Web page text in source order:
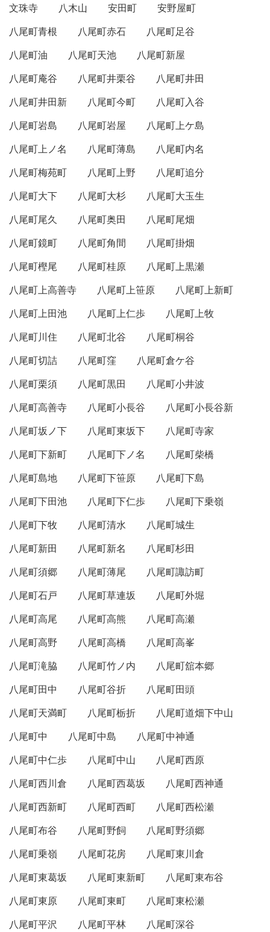
文珠寺 八木山 安田町
安野屋町
八尾町青根
八尾町赤石
八尾町足谷
八尾町油
八尾町天池
八尾町新屋
八尾町庵谷
八尾町井栗谷
八尾町井田
八尾町井田新
八尾町今町
八尾町入谷
八尾町岩島
八尾町岩屋
八尾町上ケ島
八尾町上ノ名
八尾町薄島
八尾町内名
八尾町梅苑町
八尾町上野
八尾町追分
八尾町大下
八尾町大杉
八尾町大玉生
八尾町尾久
八尾町奥田
八尾町尾畑
八尾町鏡町
八尾町角間
八尾町掛畑
八尾町樫尾
八尾町桂原
八尾町上黒瀬
八尾町上高善寺
八尾町上笹原
八尾町上新町
八尾町上田池
八尾町上仁歩
八尾町上牧
八尾町川住
八尾町北谷
八尾町桐谷
八尾町切詰
八尾町窪
八尾町倉ケ谷
八尾町栗須
八尾町黒田
八尾町小井波
八尾町高善寺
八尾町小長谷
八尾町小長谷新
八尾町坂ノ下
八尾町東坂下
八尾町寺家
八尾町下新町
八尾町下ノ名
八尾町柴橋
八尾町島地
八尾町下笹原
八尾町下島
八尾町下田池
八尾町下仁歩
八尾町下乗嶺
八尾町下牧
八尾町清水
八尾町城生
八尾町新田
八尾町新名
八尾町杉田
八尾町須郷
八尾町薄尾
八尾町諏訪町
八尾町石戸
八尾町草連坂
八尾町外堀
八尾町高尾
八尾町高熊
八尾町高瀬
八尾町高野
八尾町高橋
八尾町高峯
八尾町滝脇
八尾町竹ノ内
八尾町舘本郷
八尾町田中
八尾町谷折
八尾町田頭
八尾町天満町
八尾町栃折
八尾町道畑下中山
八尾町中
八尾町中島
八尾町中神通
八尾町中仁歩
八尾町中山
八尾町西原
八尾町西川倉
八尾町西葛坂
八尾町西神通
八尾町西新町
八尾町西町
八尾町西松瀬
八尾町布谷
八尾町野飼
八尾町野須郷
八尾町乗嶺
八尾町花房
八尾町東川倉
八尾町東葛坂
八尾町東新町
八尾町東布谷
八尾町東原
八尾町東町
八尾町東松瀬
八尾町平沢
八尾町平林
八尾町深谷